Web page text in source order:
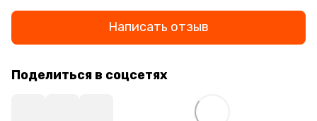
Написать отзыв
Поделиться в соцсетях